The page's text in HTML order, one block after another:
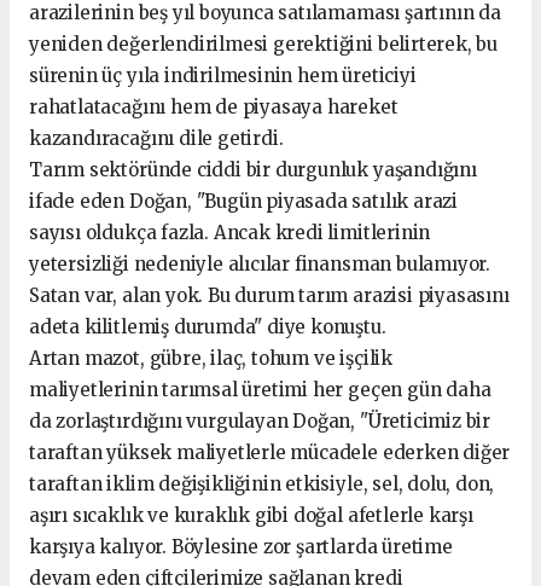
arazilerinin beş yıl boyunca satılamaması şartının da
yeniden değerlendirilmesi gerektiğini belirterek, bu
sürenin üç yıla indirilmesinin hem üreticiyi
rahatlatacağını hem de piyasaya hareket
kazandıracağını dile getirdi.
Tarım sektöründe ciddi bir durgunluk yaşandığını
ifade eden Doğan, "Bugün piyasada satılık arazi
sayısı oldukça fazla. Ancak kredi limitlerinin
yetersizliği nedeniyle alıcılar finansman bulamıyor.
Satan var, alan yok. Bu durum tarım arazisi piyasasını
adeta kilitlemiş durumda" diye konuştu.
Artan mazot, gübre, ilaç, tohum ve işçilik
maliyetlerinin tarımsal üretimi her geçen gün daha
da zorlaştırdığını vurgulayan Doğan, "Üreticimiz bir
taraftan yüksek maliyetlerle mücadele ederken diğer
taraftan iklim değişikliğinin etkisiyle, sel, dolu, don,
aşırı sıcaklık ve kuraklık gibi doğal afetlerle karşı
karşıya kalıyor. Böylesine zor şartlarda üretime
devam eden çiftçilerimize sağlanan kredi